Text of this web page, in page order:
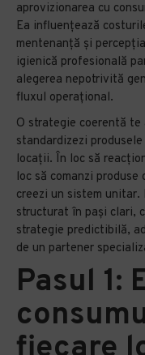
aprovizionarea cu
Ea influențează
mentenanță și
igienică profesională
alegerea nepotrivită
fluxul operațional.
O strategie coerentă te
standardizezi
locații. În loc să
loc să comanzi
creezi un sistem
structurat în pași clari,
strategie predictibilă,
de un partener
Pasul 1: